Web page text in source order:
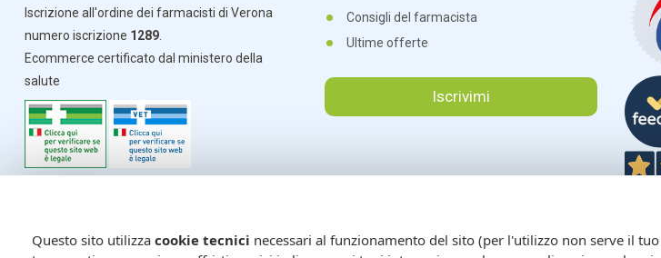
Iscrizione all'ordine dei farmacisti di Verona
numero iscrizione 1289.
Ecommerce certificato dal ministero della
salute
Consigli del farmacista
Ultime offerte
Iscrivimi
Questo sito utilizza cookie tecnici necessari al funzionamento del sito (per l'utilizzo non serve il